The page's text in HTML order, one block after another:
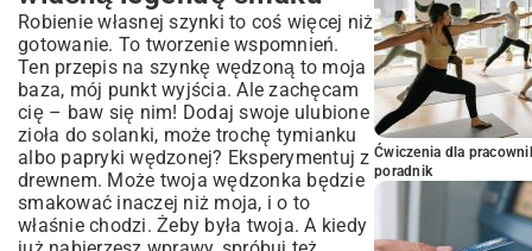
Robienie własnej szynki to coś więcej niż
gotowanie. To tworzenie wspomnień.
Ten przepis na szynkę wędzoną to moja
baza, mój punkt wyjścia. Ale zachęcam
cię – baw się nim! Dodaj swoje ulubione
zioła do solanki, może trochę tymianku
albo papryki wędzonej? Eksperymentuj z
drewnem. Może twoja wędzonka będzie
smakować inaczej niż moja, i o to
właśnie chodzi. Żeby była twoja. A kiedy
Ćwiczenia dla
poradnik